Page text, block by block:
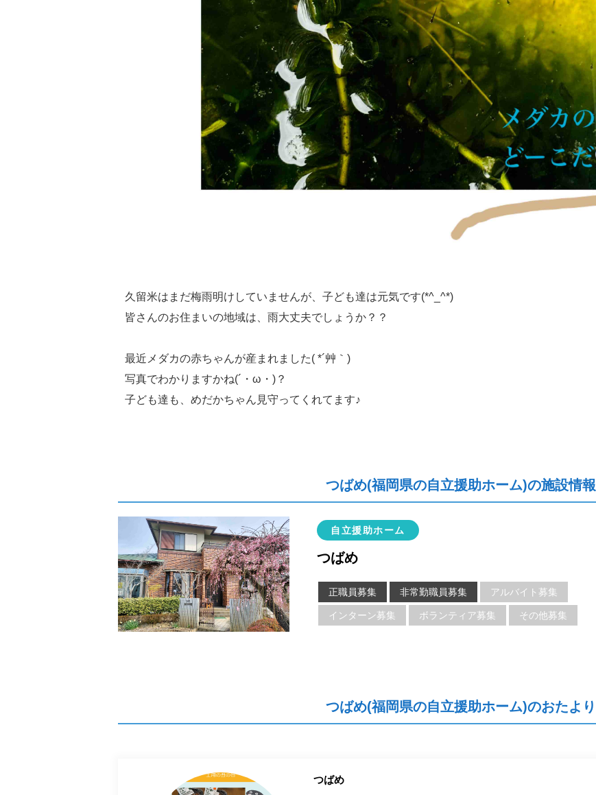
久留米はまだ梅雨明けしていませんが、子ども達は元気です(*^_^*)
皆さんのお住まいの地域は、雨大丈夫でしょうか？？
最近メダカの赤ちゃんが産まれました( *´艸｀)
写真でわかりますかね(´・ω・)？
子ども達も、めだかちゃん見守ってくれてます♪
つばめ(福岡県の自立援助ホーム)の施設情報
自立援助ホーム
つばめ
正職員募集 非常勤職員募集 アルバイト募集
インターン募集 ボランティア募集 その他募集
つばめ(福岡県の自立援助ホーム)のおたより
つばめ